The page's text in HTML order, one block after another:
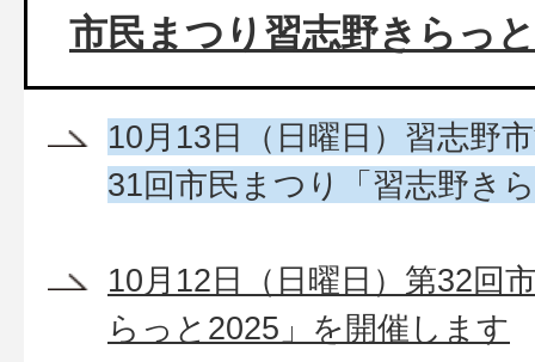
市民まつり習志野きらっと
10月13日（日曜日）習志野
31回市民まつり「習志野き
10月12日（日曜日）第32回
らっと2025」を開催します